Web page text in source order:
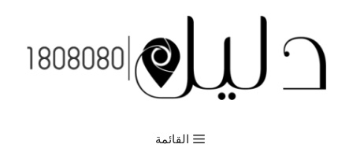
المحتوى
القائمة